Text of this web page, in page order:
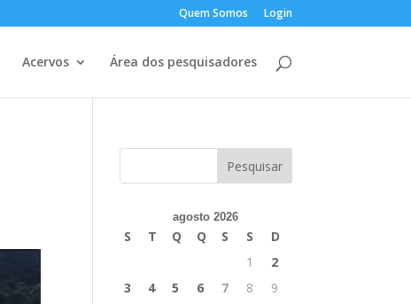
Quem Somos Login
Acervos Área dos pesquisadores
agosto 2026
S T Q Q S S
D
1
2
3
4 5 6 7 8
9